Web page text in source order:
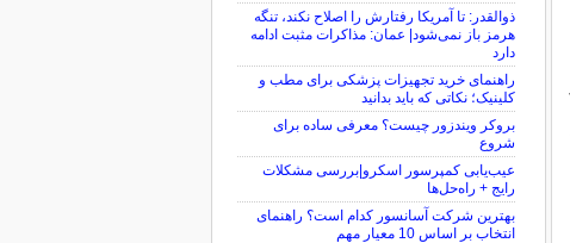
ذوالقدر: تا آمریکا رفتارش را اصلاح نکند، تنگه
هرمز باز نمی‌شود| عمان: مذاکرات مثبت ادامه
دارد
راهنمای خرید تجهیزات پزشکی برای مطب و
کلینیک؛ نکاتی که باید بدانید
بروکر ویندزور چیست؟ معرفی ساده برای
شروع
عیب‌یابی کمپرسور اسکرو|بررسی مشکلات
رایج + راه‌حل‌ها
بهترین شرکت آسانسور کدام است؟ راهنمای
انتخاب بر اساس 10 معیار مهم